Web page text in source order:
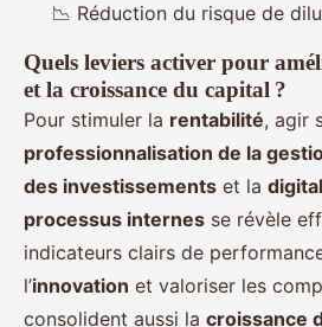
📉 Réduction du risque de
Quels leviers activer pour
et la croissance du capital ?
Pour stimuler la rentabilité, agir
professionnalisation de la
des investissements et la
processus internes se révèle
indicateurs clairs de
l’innovation et valoriser les
consolident aussi la croissance